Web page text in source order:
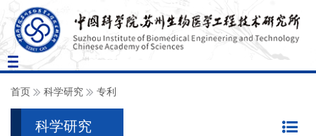
Toggle
navigation
首页 科学研究 专利
科学研究